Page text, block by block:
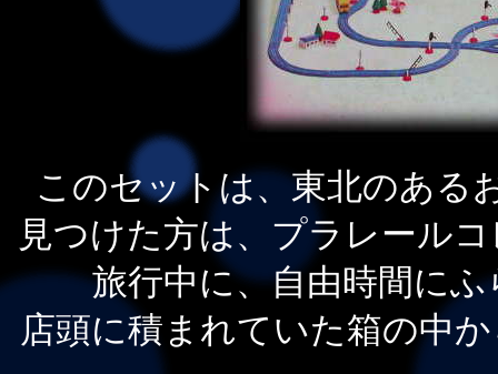
このセットは、東北のある
見つけた方は、プラレール
旅行中に、自由時間に
店頭に積まれていた箱の中